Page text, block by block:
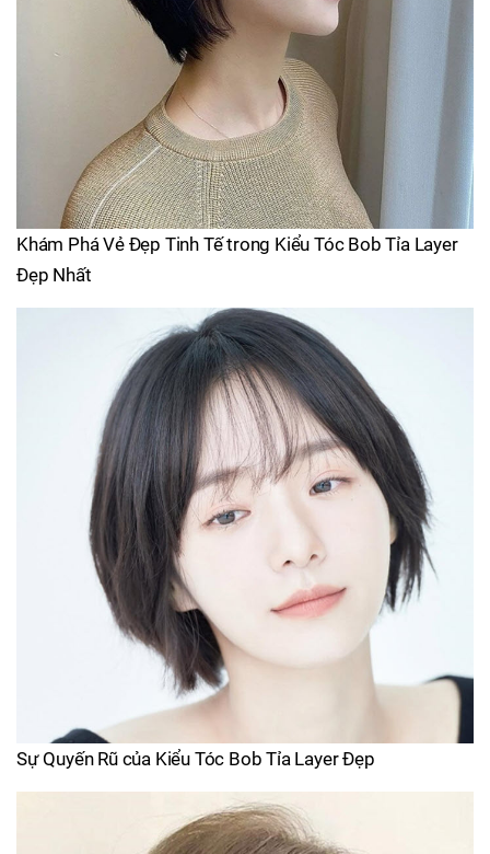
Khám Phá Vẻ Đẹp Tinh Tế trong Kiểu Tóc Bob Tỉa Layer
Đẹp Nhất
Sự Quyến Rũ của Kiểu Tóc Bob Tỉa Layer Đẹp